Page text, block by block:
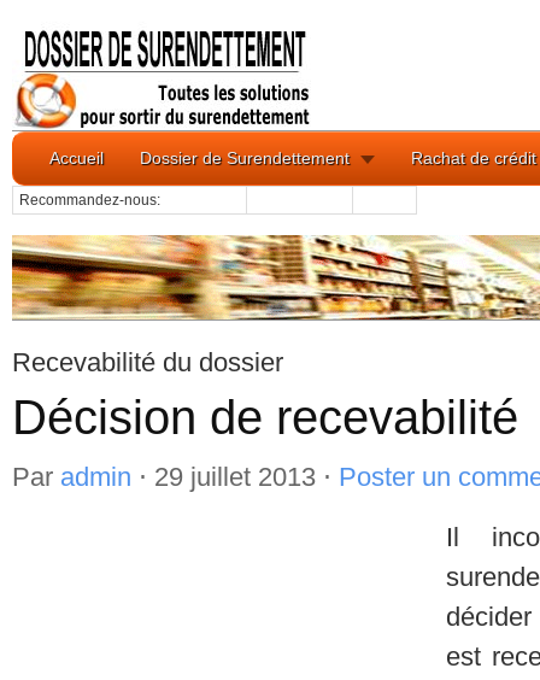
Accueil Dossier de Surendettement Rachat de crédit
Recommandez-nous:
Recevabilité du dossier
Décision de recevabilité
Par admin ⋅ 29 juillet 2013 ⋅ Poster un
Il
est